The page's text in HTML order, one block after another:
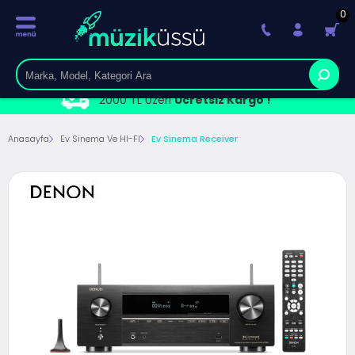
2000 TL ÜzeriÜcretsiz Kargo !
0
Anasayfa Ev Sinema Ve HI-FI Ev Sinema Receiver